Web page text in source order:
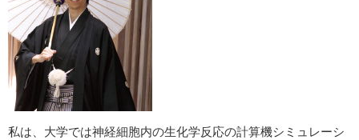
私は、大学では神経細胞内の生化学反応の計算機シミュレーシ